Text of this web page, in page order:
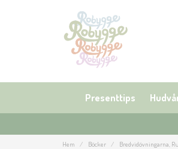
Presenttips
Hem Böcker Bredvidövningarna,